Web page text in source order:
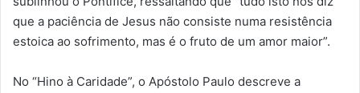
que a paciência de Jesus não consiste numa resistência
estoica ao sofrimento, mas é o fruto de um amor maior”.
No “Hino à Caridade”, o Apóstolo Paulo descreve a